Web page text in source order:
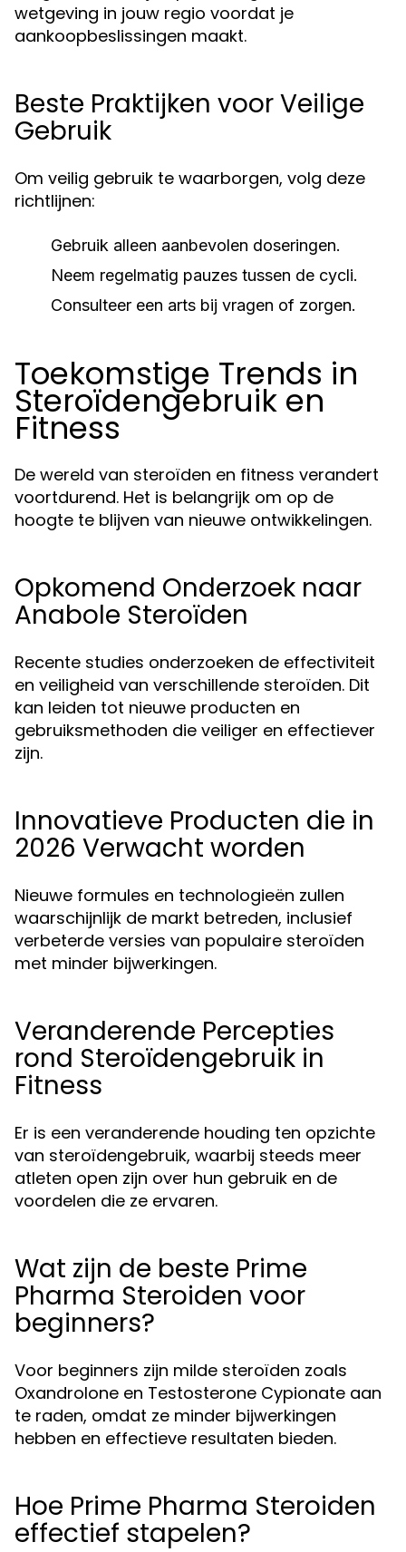
wetgeving in jouw regio voordat je
aankoopbeslissingen maakt.
Beste Praktijken voor Veilige
Gebruik
Om veilig gebruik te waarborgen, volg deze
richtlijnen:
Gebruik alleen aanbevolen doseringen.
Neem regelmatig pauzes tussen de cycli.
Consulteer een arts bij vragen of zorgen.
Toekomstige Trends in
Steroïdengebruik en
Fitness
De wereld van steroïden en fitness verandert
voortdurend. Het is belangrijk om op de
hoogte te blijven van nieuwe ontwikkelingen.
Opkomend Onderzoek naar
Anabole Steroïden
Recente studies onderzoeken de effectiviteit
en veiligheid van verschillende steroïden. Dit
kan leiden tot nieuwe producten en
gebruiksmethoden die veiliger en effectiever
zijn.
Innovatieve Producten die in
2026 Verwacht worden
Nieuwe formules en technologieën zullen
waarschijnlijk de markt betreden, inclusief
verbeterde versies van populaire steroïden
met minder bijwerkingen.
Veranderende Percepties
rond Steroïdengebruik in
Fitness
Er is een veranderende houding ten opzichte
van steroïdengebruik, waarbij steeds meer
atleten open zijn over hun gebruik en de
voordelen die ze ervaren.
Wat zijn de beste Prime
Pharma Steroiden voor
beginners?
Voor beginners zijn milde steroïden zoals
Oxandrolone en Testosterone Cypionate aan
te raden, omdat ze minder bijwerkingen
hebben en effectieve resultaten bieden.
Hoe Prime Pharma Steroiden
effectief stapelen?